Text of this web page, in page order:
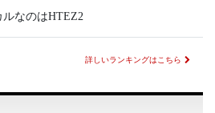
なのはHTEZ2
詳しいランキングはこちら